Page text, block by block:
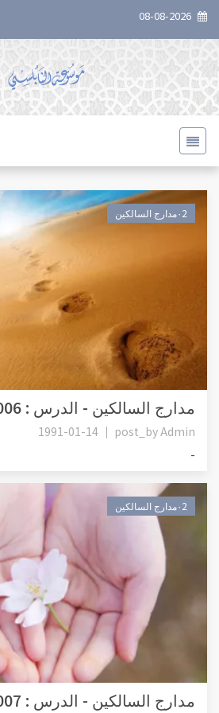
٠2مدارج السالكين
مدارج السالكين - الدرس : 006 - الإستقامة
post_byAdmin
1991-01-14
-
٠2مدارج السالكين
مدارج السالكين - الدرس : 007 - منزلة الخُلُق